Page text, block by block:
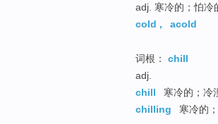
adj. 寒冷的；怕冷
cold , acold
词根： chill
adj.
chill
寒冷的；冷
chilling
寒冷的